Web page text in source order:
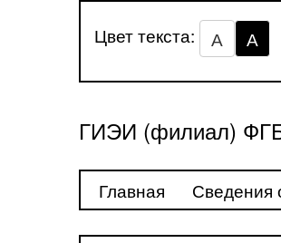
Цвет текста: А А
ГИЭИ (филиал)
Главная